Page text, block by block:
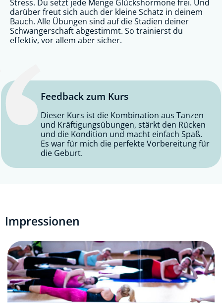
Stress. Du setzt jede Menge Glückshormone frei. Und
darüber freut sich auch der kleine Schatz in deinem
Bauch. Alle Übungen sind auf die Stadien deiner
Schwangerschaft abgestimmt. So trainierst du
effektiv, vor allem aber sicher.
Feedback zum Kurs
Dieser Kurs ist die Kombination aus Tanzen
und Kräftigungsübungen, stärkt den Rücken
und die Kondition und macht einfach Spaß.
Es war für mich die perfekte Vorbereitung für
die Geburt.
Impressionen